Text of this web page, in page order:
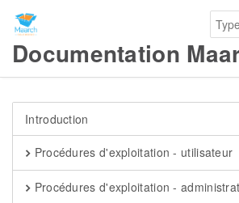
Documentation
Introduction
Procédures d'exploitation - utilisateur
Procédures d'exploitation -